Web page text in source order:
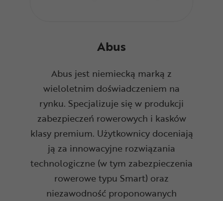
Abus
Abus jest niemiecką marką z
wieloletnim doświadczeniem na
rynku. Specjalizuje się w produkcji
zabezpieczeń rowerowych i kasków
klasy premium. Użytkownicy doceniają
ją za innowacyjne rozwiązania
technologiczne (w tym zabezpieczenia
rowerowe typu Smart) oraz
niezawodność proponowanych